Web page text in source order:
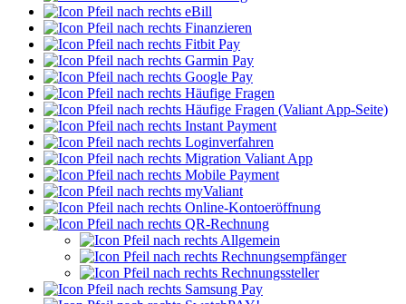
eBill
Finanzieren
Fitbit Pay
Garmin Pay
Google Pay
Häufige Fragen
Häufige Fragen (Valiant App-Seite)
Instant Payment
Loginverfahren
Migration Valiant App
Mobile Payment
myValiant
Online-Kontoeröffnung
QR-Rechnung
Allgemein
Rechnungsempfänger
Rechnungssteller
Samsung Pay